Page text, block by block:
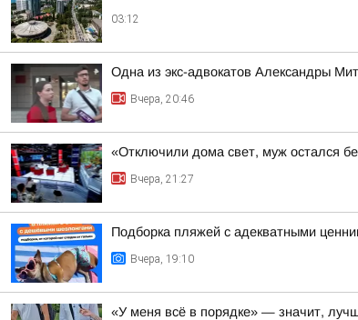
03:12
Одна из экс-адвокатов Александры
Вчера, 20:46
«Отключили дома свет, муж остался
Вчера, 21:27
Подборка пляжей с адекватными
Вчера, 19:10
«У меня всё в порядке» — значит,